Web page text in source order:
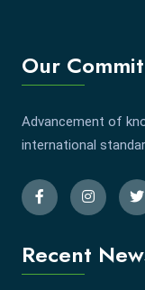
Our
Advancement of
international
Recent